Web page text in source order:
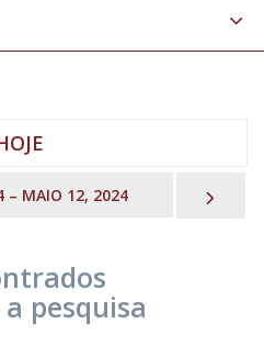
– MAIO 12, 2024
pesquisa